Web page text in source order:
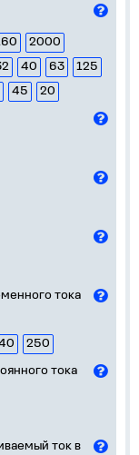
2000
40 63
125
45
20
тока
250
тока
ток в